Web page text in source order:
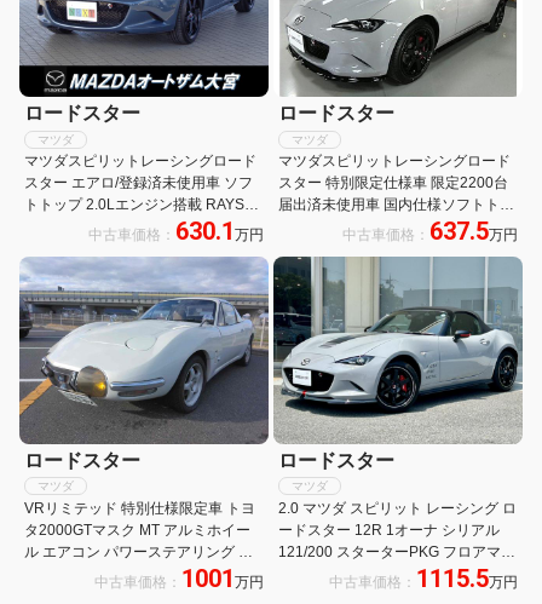
ロードスター
マツダ
マツダスピリットレーシングロード
スター エアロ/登録済未使用車 ソフ
トトップ 2.0Lエンジン搭載 RAYS社
鍛造アルミホイール 運転席・助手席
レイ AppleCarPlay/AndroidAuto
中古車価格： 630.1 万円
ロードスター
マツダ
マツダスピリットレーシングロード
スター 特別限定仕様車 限定2200台
届出済未使用車 国内仕様ソフトトッ
プモデル初2Lエンジン レーダークル
プレイ ハーフレザーシート 前後セン
サー LEDヘッドライト
中古車価格： 637.5万円
ロードスター
マツダ
VRリミテッド 特別仕様限定車 トヨ
タ2000GTマスク MT アルミホイー
ル エアコン パワーステアリング パ
ワーウィンドウ中古車価格： 1001 万円
ロードスター
マツダ
2.0 マツダ スピリット レーシング ロ
ードスター 12R 1オーナ シリアル
121/200 スターターPKG フロアマッ
ト ドラレコ スマートキー 保証書
中古車価格： 1115.5万円